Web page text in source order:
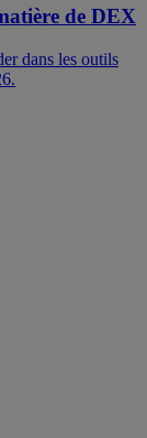
de DEX
dans les outils